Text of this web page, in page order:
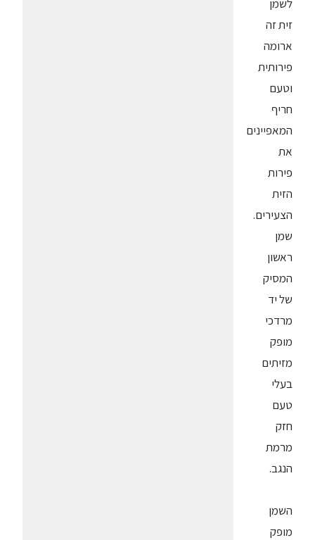
לשמן
זית זה
ארומה
פירותית
וטעם
חריף
המאפיינים
את
פירות
הזית
הצעירים.
שמן
ראשון
המסיק
של יד
מרדכי
מופק
מזיתים
בעלי
טעם
חזק
מרמת
הנגב.
השמן
מופק